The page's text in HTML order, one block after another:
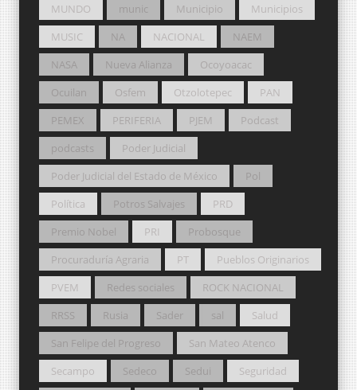
MUNDO
munic Municipio
Municipios
MUSIC
NA NACIONAL
NAEM
NASA
Nueva Alianza
Ocoyoacac
Ocuilan
Osfem Otzolotepec
PAN
PEMEX
PERIFERIA PJEM
Podcast
podcasts
Poder Judicial
Poder Judicial del Estado de México
Pol
Política
Potros Salvajes
PRD
Premio Nobel
PRI
Probosque
Procuraduría Agraria
PT
Pueblos Originarios
PVEM
Redes sociales
ROCK NACIONAL
RRSS
Rusia Sader sal
Salud
San Felipe del Progreso
San Mateo Atenco
Secampo
Sedeco Sedui
Seguridad